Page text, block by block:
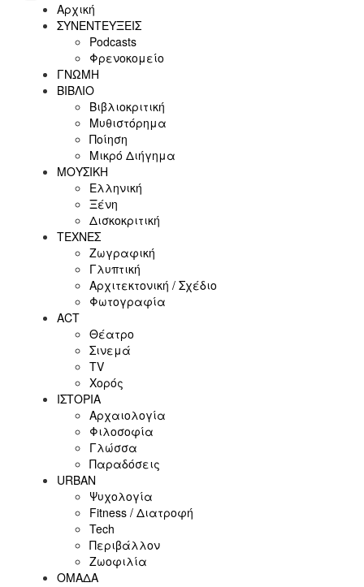
Αρχική
ΣΥΝΕΝΤΕΥΞΕΙΣ
Podcasts
Φρενοκομείο
ΓΝΩΜΗ
ΒΙΒΛΙΟ
Βιβλιοκριτική
Μυθιστόρημα
Ποίηση
Μικρό Διήγημα
ΜΟΥΣΙΚΗ
Ελληνική
Ξένη
Δισκοκριτική
ΤΕΧΝΕΣ
Ζωγραφική
Γλυπτική
Αρχιτεκτονική / Σχέδιο
Φωτογραφία
ACT
Θέατρο
Σινεμά
ΤV
Χορός
ΙΣΤΟΡΙΑ
Αρχαιολογία
Φιλοσοφία
Γλώσσα
Παραδόσεις
URBAN
Ψυχολογία
Fitness / Διατροφή
Tech
Περιβάλλον
Ζωοφιλία
ΟΜΑΔΑ